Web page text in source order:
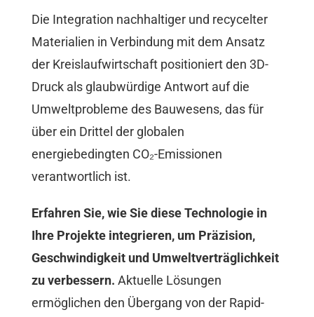
Die Integration nachhaltiger und recycelter
Materialien in Verbindung mit dem Ansatz
der Kreislaufwirtschaft positioniert den 3D-
Druck als glaubwürdige Antwort auf die
Umweltprobleme des Bauwesens, das für
über ein Drittel der globalen
energiebedingten CO₂-Emissionen
verantwortlich ist.
Erfahren Sie, wie Sie diese Technologie in
Ihre Projekte integrieren, um Präzision,
Geschwindigkeit und Umweltverträglichkeit
zu verbessern. Aktuelle Lösungen
ermöglichen den Übergang von der Rapid-